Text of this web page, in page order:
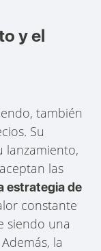
y el
también
Su
lanzamiento,
las
estrategia de
constante
siendo una
la